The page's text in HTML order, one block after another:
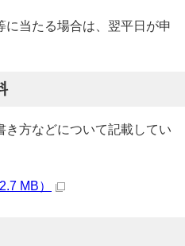
当たる場合は、翌平日が申
方などについて記載してい
MB）